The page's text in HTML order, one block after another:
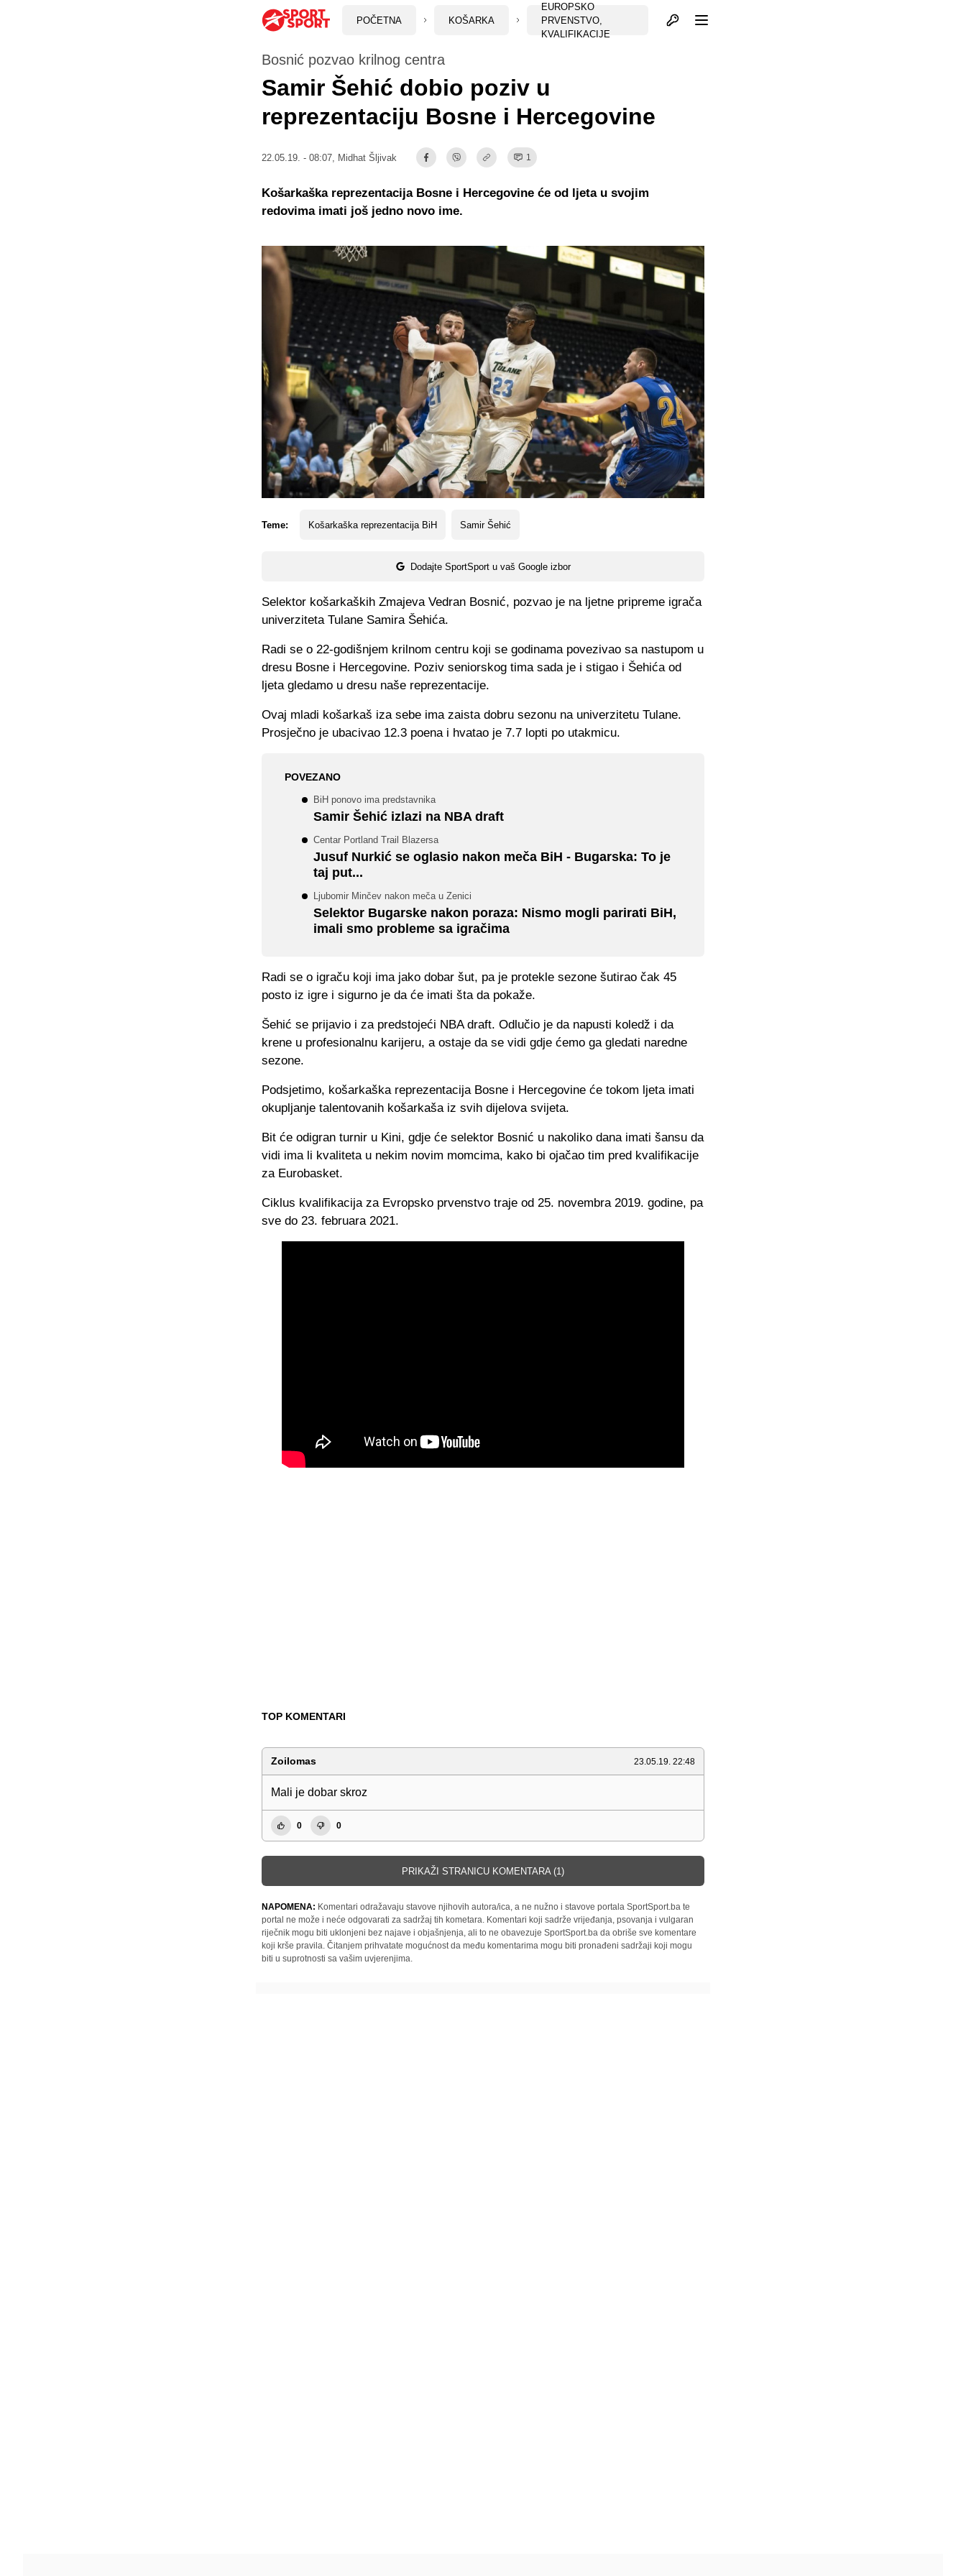
POČETNA KOŠARKA
EUROPSKO
PRVENSTVO,
KVALIFIKACIJE
Otvori profil
Bosnić pozvao krilnog centra
Samir Šehić dobio poziv u
reprezentaciju Bosne i Hercegovine
22.05.19. - 08:07, Midhat Šljivak 1
Teme: Košarkaška reprezentacija BiH Samir Šehić
Dodajte SportSport u vaš Google izbor
Košarkaška reprezentacija Bosne i Hercegovine će od ljeta u svojim
redovima imati još jedno novo ime.
Selektor košarkaških Zmajeva Vedran Bosnić, pozvao je na ljetne pripreme igrača
univerziteta Tulane Samira Šehića.
Radi se o 22-godišnjem krilnom centru koji se godinama povezivao sa nastupom u
dresu Bosne i Hercegovine. Poziv seniorskog tima sada je i stigao i Šehića od
ljeta gledamo u dresu naše reprezentacije.
Ovaj mladi košarkaš iza sebe ima zaista dobru sezonu na univerzitetu Tulane.
Prosječno je ubacivao 12.3 poena i hvatao je 7.7 lopti po utakmicu.
POVEZANO
BiH ponovo ima predstavnika
Samir Šehić izlazi na NBA draft
Centar Portland Trail Blazersa
Jusuf Nurkić se oglasio nakon meča BiH - Bugarska: To je
taj put...
Ljubomir Minčev nakon meča u Zenici
Selektor Bugarske nakon poraza: Nismo mogli parirati BiH,
imali smo probleme sa igračima
Radi se o igraču koji ima jako dobar šut, pa je protekle sezone šutirao čak 45
posto iz igre i sigurno je da će imati šta da pokaže.
Šehić se prijavio i za predstojeći NBA draft. Odlučio je da napusti koledž i da
krene u profesionalnu karijeru, a ostaje da se vidi gdje ćemo ga gledati naredne
sezone.
Podsjetimo, košarkaška reprezentacija Bosne i Hercegovine će tokom ljeta imati
okupljanje talentovanih košarkaša iz svih dijelova svijeta.
Bit će odigran turnir u Kini, gdje će selektor Bosnić u nakoliko dana imati šansu da
vidi ima li kvaliteta u nekim novim momcima, kako bi ojačao tim pred kvalifikacije
za Eurobasket.
Ciklus kvalifikacija za Evropsko prvenstvo traje od 25. novembra 2019. godine, pa
sve do 23. februara 2021.
TOP KOMENTARI
Zoilomas 23.05.19. 22:48
Mali je dobar skroz
0 0
PRIKAŽI STRANICU KOMENTARA (1)
NAPOMENA: Komentari odražavaju stavove njihovih autora/ica, a ne nužno i stavove portala SportSport.ba te
portal ne može i neće odgovarati za sadržaj tih kometara. Komentari koji sadrže vrijeđanja, psovanja i vulgaran
riječnik mogu biti uklonjeni bez najave i objašnjenja, ali to ne obavezuje SportSport.ba da obriše sve komentare
koji krše pravila. Čitanjem prihvatate mogućnost da među komentarima mogu biti pronađeni sadržaji koji mogu
biti u suprotnosti sa vašim uvjerenjima.